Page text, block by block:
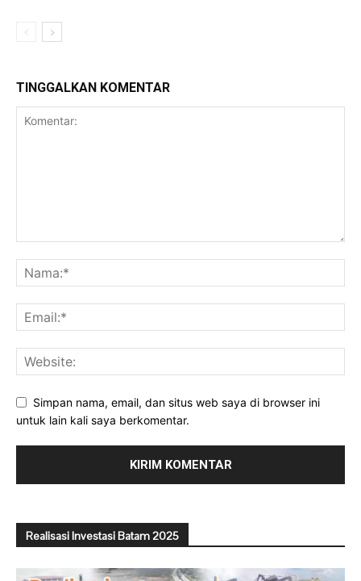
TINGGALKAN KOMENTAR
Simpan nama, email, dan situs web saya di browser ini
untuk lain kali saya berkomentar.
Realisasi Investasi Batam 2025